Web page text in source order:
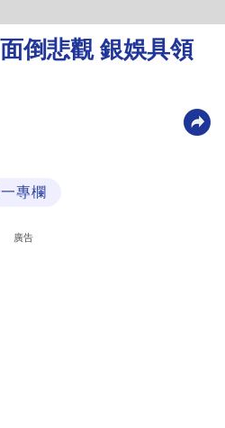
倒悲觀 銀娛具領
專欄
廣告